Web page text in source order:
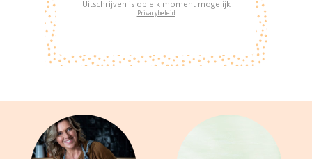
Uitschrijven is op elk moment mogelijk
Privacybeleid